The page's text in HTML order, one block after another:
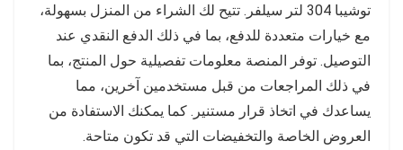
توشيبا 304 لتر سيلفر. تتيح لك الشراء من المنزل بسهولة،
مع خيارات متعددة للدفع، بما في ذلك الدفع النقدي عند
التوصيل. توفر المنصة معلومات تفصيلية حول المنتج، بما
في ذلك المراجعات من قبل مستخدمين آخرين، مما
يساعدك في اتخاذ قرار مستنير. كما يمكنك الاستفادة من
العروض الخاصة والتخفيضات التي قد تكون متاحة.